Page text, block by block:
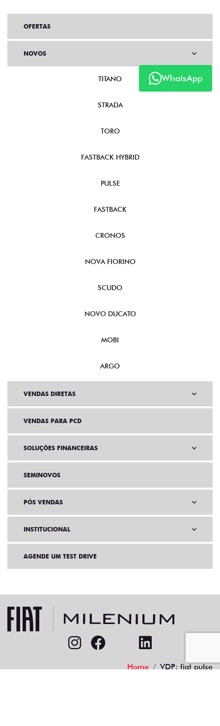
WhatsApp
OFERTAS
NOVOS
TITANO
STRADA
TORO
FASTBACK HYBRID
PULSE
FASTBACK
CRONOS
NOVA FIORINO
SCUDO
NOVO DUCATO
MOBI
ARGO
VENDAS DIRETAS
VENDAS PARA PCD
SOLUÇÕES FINANCEIRAS
SEMINOVOS
PÓS VENDAS
INSTITUCIONAL
AGENDE UM TEST DRIVE
Home VDP: fiat pulse